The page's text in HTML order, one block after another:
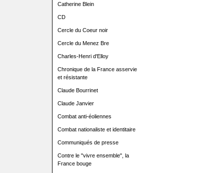
Catherine Blein
CD
Cercle du Coeur noir
Cercle du Menez Bre
Charles-Henri d'Elloy
Chronique de la France asservie
et résistante
Claude Bourrinet
Claude Janvier
Combat anti-éoliennes
Combat nationaliste et identitaire
Communiqués de presse
Contre le "vivre ensemble", la
France bouge